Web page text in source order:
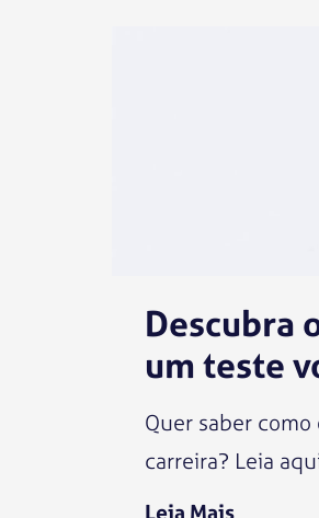
Descubra
um teste
Quer saber
carreira? Leia
Leia Mais